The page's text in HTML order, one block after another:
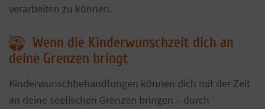
verarbeiten zu können.
Wenn die Kinderwunschzeit dich an
deine Grenzen bringt
Kinderwunschbehandlungen können dich mit der Zeit
an deine seelischen Grenzen bringen – durch